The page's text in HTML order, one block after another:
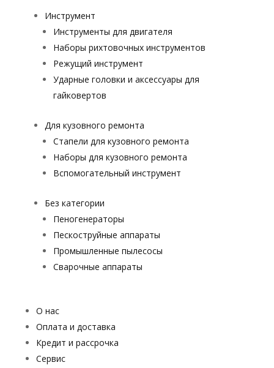
Инструмент
Инструменты для двигателя
Наборы рихтовочных инструментов
Режущий инструмент
Ударные головки и аксессуары для
гайковертов
Для кузовного ремонта
Стапели для кузовного ремонта
Наборы для кузовного ремонта
Вспомогательный инструмент
Без категории
Пеногенераторы
Пескоструйные аппараты
Промышленные пылесосы
Сварочные аппараты
О нас
Оплата и доставка
Кредит и рассрочка
Сервис